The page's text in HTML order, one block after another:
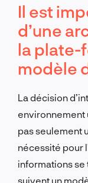
Il est
d’une
la plate-
modèle
La décision
environnement
pas seulement
nécessité pour
informations se
suivent un